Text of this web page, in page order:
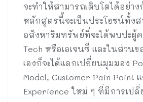
จะทำให้สามารถเติบโตได้อย่าง
หลักสูตรนี้จะเป็นประโยชน์ทั้งส
อสังหาริมทรัพย์ที่จะได้พบปะผู้
Tech หรือเอเจนซี่ และในส่วนข
เองก็จะได้แลกเปลี่ยนมุมมอง
Model, Customer Pain Point
Experience ใหม่ ๆ ที่มีการเปลี่